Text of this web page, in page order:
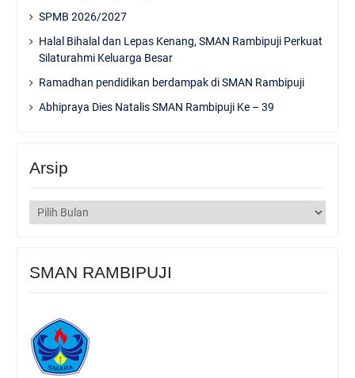
SPMB 2026/2027
Halal Bihalal dan Lepas Kenang, SMAN Rambipuji Perkuat
Silaturahmi Keluarga Besar
Ramadhan pendidikan berdampak di SMAN Rambipuji
Abhipraya Dies Natalis SMAN Rambipuji Ke – 39
Arsip
Arsip
SMAN RAMBIPUJI